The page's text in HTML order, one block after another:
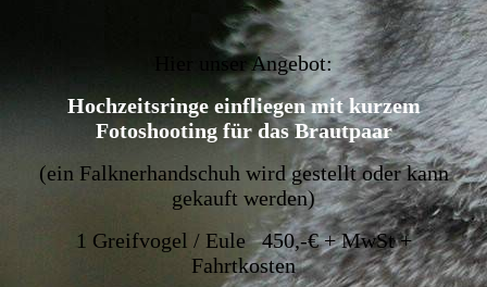
Hier unser Angebot:
Hochzeitsringe einfliegen mit kurzem
Fotoshooting für das Brautpaar
(ein Falknerhandschuh wird gestellt oder kann
gekauft werden)
1 Greifvogel / Eule 450,-€ + MwSt +
Fahrtkosten